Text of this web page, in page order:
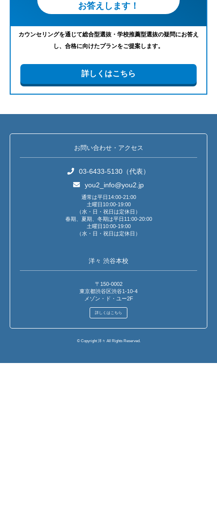
お答えします！
カウンセリングを通じて総合型選抜・学校推薦型選抜の疑問にお答え
し、合格に向けたプランをご提案します。
詳しくはこちら
お問い合わせ・アクセス
03-6433-5130（代表）
you2_info@you2.jp
通常は平日14:00-21:00
土曜日10:00-19:00
（水・日・祝日は定休日）
春期、夏期、冬期は平日11:00-20:00
土曜日10:00-19:00
（水・日・祝日は定休日）
洋々 渋谷本校
〒150-0002
東京都渋谷区渋谷1-10-4
メゾン・ド・ユー2F
詳しくはこちら
© Copyright 洋々 All Rights Reserved.